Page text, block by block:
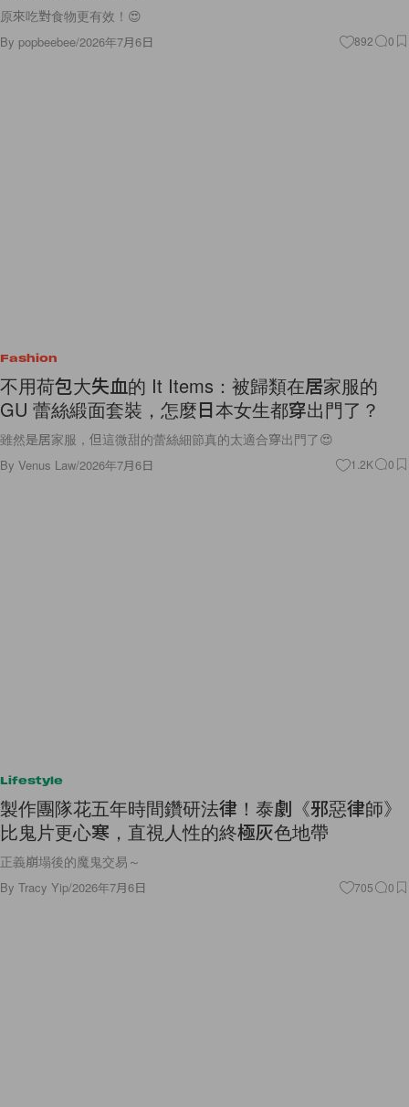
原來吃對食物更有效！😍
By popbeebee/2026年7月6日 892 0
Fashion
不用荷包大失血的 It Items：被歸類在居家服的
GU 蕾絲緞面套裝，怎麼日本女生都穿出門了？
雖然是居家服，但這微甜的蕾絲細節真的太適合穿出門了😍
By Venus Law/2026年7月6日 1.2K 0
Lifestyle
製作團隊花五年時間鑽研法律！泰劇《邪惡律師》
比鬼片更心寒，直視人性的終極灰色地帶
正義崩塌後的魔鬼交易～
By Tracy Yip/2026年7月6日 705 0